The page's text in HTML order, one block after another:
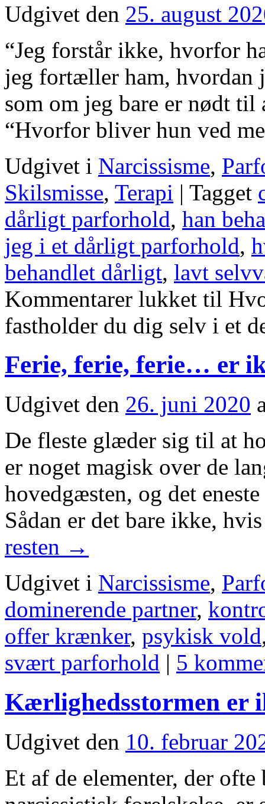
Udgivet den 25. august
“Jeg forstår ikke, hvorfor
jeg fortæller ham, hvordan
som om jeg bare er nødt
“Hvorfor bliver hun ved
Udgivet i Narcissisme,
Skilsmisse, Terapi | Tagget
dårligt parforhold, han
jeg i et dårligt parforhold,
behandlet dårligt, lavt
Kommentarer lukket til
fastholder du dig selv i et
Ferie, ferie, ferie… er
Udgivet den 26. juni 2020
De fleste glæder sig til at
er noget magisk over de
hovedgæsten, og det
Sådan er det bare ikke,
resten →
Udgivet i Narcissisme,
dominerende partner,
offer krænker, psykisk vold
svært parforhold | 5
Kærlighedsstormen er
Udgivet den 10. februar
Et af de elementer, der